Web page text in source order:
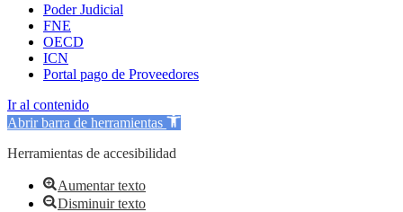
Poder Judicial
FNE
OECD
ICN
Portal pago de Proveedores
Ir al contenido
Abrir barra de herramientas
Herramientas de accesibilidad
Aumentar texto
Disminuir texto